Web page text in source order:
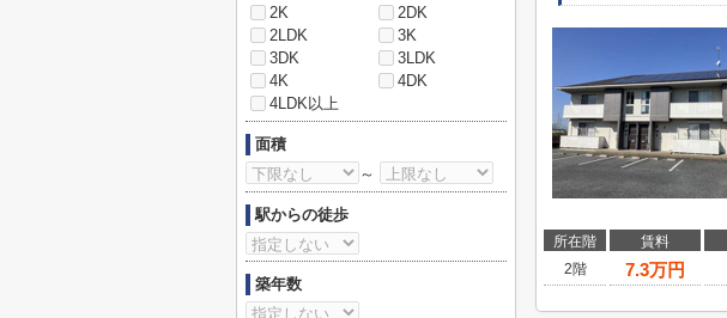
所在階 賃料
2階
7.3万円
2K
2DK
2LDK
3K
3DK
3LDK
4K
4DK
4LDK以上
面積
～
駅からの徒歩
築年数